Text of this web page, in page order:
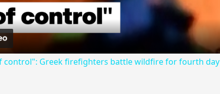
control": Greek firefighters battle wildfire for fourth day